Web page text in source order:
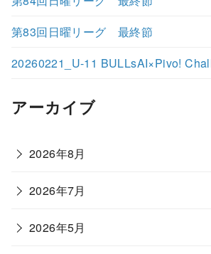
第83回日曜リーグ 最終節
20260221_U-11 BULLsAI×Pivo!
アーカイブ
2026年8月
2026年7月
2026年5月